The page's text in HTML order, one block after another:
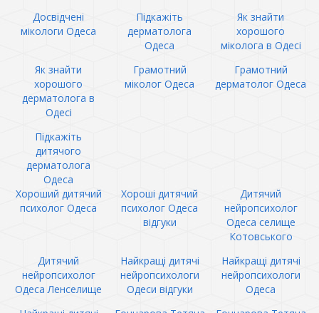
Досвідчені
мікологи Одеса
Підкажіть
дерматолога
Одеса
Як знайти
хорошого
міколога в Одесі
Як знайти
хорошого
дерматолога в
Одесі
Грамотний
міколог Одеса
Грамотний
дерматолог Одеса
Підкажіть
дитячого
дерматолога
Одеса
Хороший дитячий
психолог Одеса
Хороші дитячий
психолог Одеса
відгуки
Дитячий
нейропсихолог
Одеса селище
Котовського
Дитячий
нейропсихолог
Одеса Ленселище
Найкращі дитячі
нейропсихологи
Одеси відгуки
Найкращі дитячі
нейропсихологи
Одеса